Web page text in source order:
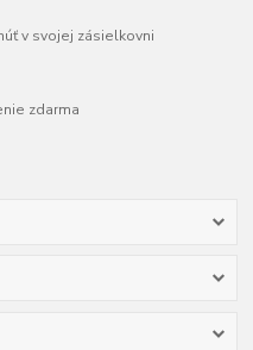
v svojej zásielkovni
zdarma